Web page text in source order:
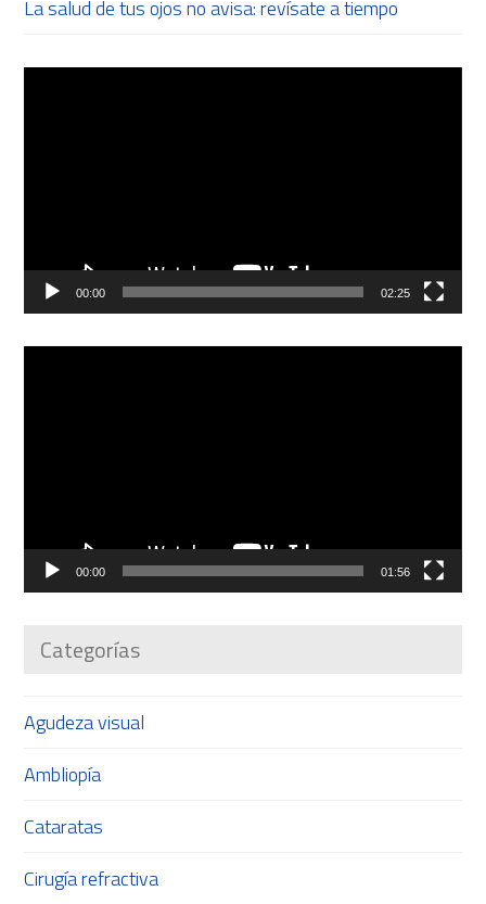
La salud de tus ojos no avisa: revísate a tiempo
00:00 02:25
00:00 01:56
Categorías
Agudeza visual
Ambliopía
Cataratas
Cirugía refractiva